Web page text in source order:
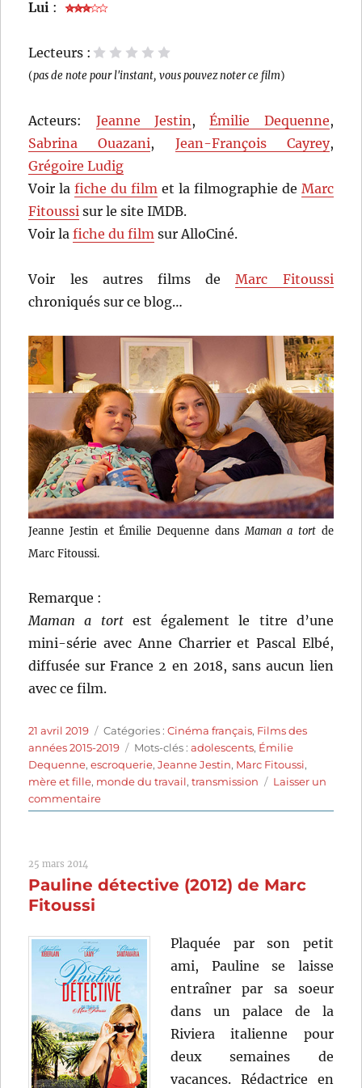
Lui :
Lecteurs :
5 étoiles
4 étoiles
3 étoiles
2 étoiles
1 étoile
(pas de note pour l'instant, vous pouvez noter ce film)
Acteurs: Jeanne Jestin ,Émilie Dequenne,
Sabrina Ouazani, Jean-François Cayrey,
Grégoire Ludig
Voir lafiche du film et la filmographie de Marc
Fitoussi sur le site IMDB.
Voir lafiche du film sur AlloCiné.
Voir les autres films deMarc Fitoussi
chroniqués sur ce blog…
Jeanne Jestin et Émilie Dequenne dansMaman a tort de
Marc Fitoussi.
Remarque :
Maman a tortest également le titre d’une
mini-série avec Anne Charrier et Pascal Elbé,
diffusée sur France 2 en 2018, sans aucun lien
avec ce film.
Publié
le
21 avril 2019 Catégories
Catégories :Cinéma français, Films des
années 2015-2019
Étiquettes
Mots-clés :adolescents, Émilie
Dequenne,escroquerie,Jeanne Jestin, Marc Fitoussi,
mère et fille, monde du travail,transmission
Laisser un
commentairesur
Maman
de
25 mars 2014
Pauline détective (2012) de Marc
Fitoussi
Plaquée par son petit
ami, Pauline se laisse
entraîner par sa soeur
dans un palace de la
Riviera italienne pour
deux semaines de
vacances. Rédactrice en